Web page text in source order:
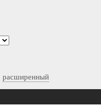
расширенный